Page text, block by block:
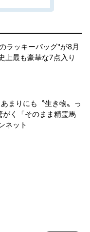
ラッキーバッグ"が8月
上最も豪華な7点入り
まりにも〝生き物〟っ
く「そのまま精霊馬
ネット